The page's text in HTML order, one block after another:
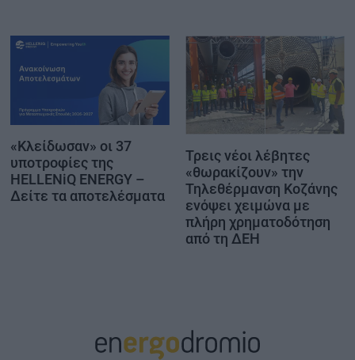
«Κλείδωσαν» οι 37
υποτροφίες της
HELLENiQ ENERGY –
Δείτε τα αποτελέσματα
Τρεις νέοι λέβητες
«θωρακίζουν» την
Τηλεθέρμανση Κοζάνης
ενόψει χειμώνα με
πλήρη χρηματοδότηση
από τη ΔΕΗ